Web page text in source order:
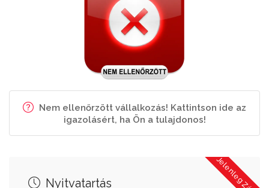
Nem ellenőrzött vállalkozás! Kattintson ide az
igazolásért, ha Ön a tulajdonos!
Jelenleg Zárva
Nyitvatartás